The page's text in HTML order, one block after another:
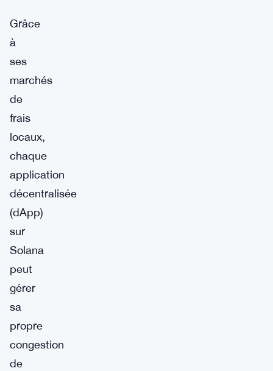
Grâce
à
ses
marchés
de
frais
locaux,
chaque
application
décentralisée
(dApp)
sur
Solana
peut
gérer
sa
propre
congestion
de